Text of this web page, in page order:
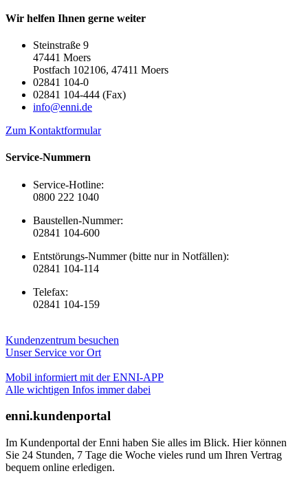
Wir helfen Ihnen gerne weiter
Steinstraße 9
47441 Moers
Postfach 102106, 47411 Moers
02841 104-0
02841 104-444 (Fax)
info@enni.de
Zum Kontaktformular
Service-Nummern
Service-Hotline:
0800 222 1040
Baustellen-Nummer:
02841 104-600
Entstörungs-Nummer (bitte nur in Notfällen):
02841 104-114
Telefax:
02841 104-159
Kundenzentrum besuchen
Unser Service vor Ort
Mobil informiert mit der ENNI-APP
Alle wichtigen Infos immer dabei
enni.kundenportal
Im Kundenportal der Enni haben Sie alles im Blick. Hier können
Sie 24 Stunden, 7 Tage die Woche vieles rund um Ihren Vertrag
bequem online erledigen.